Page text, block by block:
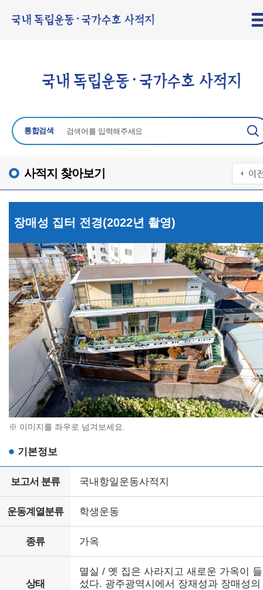
통합검색
사적지 찾아보기
장매성 집터 전경(2022년 촬영)
※ 이미지를 좌우로 넘겨보세요.
기본정보
보고서 분류 국내항일운동사적지
운동계열분류 학생운동
종류 가옥
상태
멸실 / 옛 집은 사라지고 새로운 가옥이
섰다. 광주광역시에서 장재성과 장매성의